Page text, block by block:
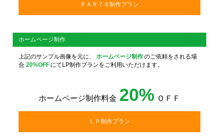
ＰＡＲＴＳ制作プラン
ホームページ制作
上記のサンプル画像を元に、 ホームページ制作のご依頼をされる場
合 20%OFF にてLP制作プランをご利用いただけます。
ホームページ制作料金 20% ＯＦＦ
ＬＰ制作プラン